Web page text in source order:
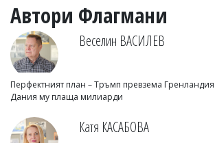
Автори Флагмани
Веселин ВАСИЛЕВ
Перфектният план – Тръмп превзема
Дания му плаща милиарди
Катя КАСАБОВА